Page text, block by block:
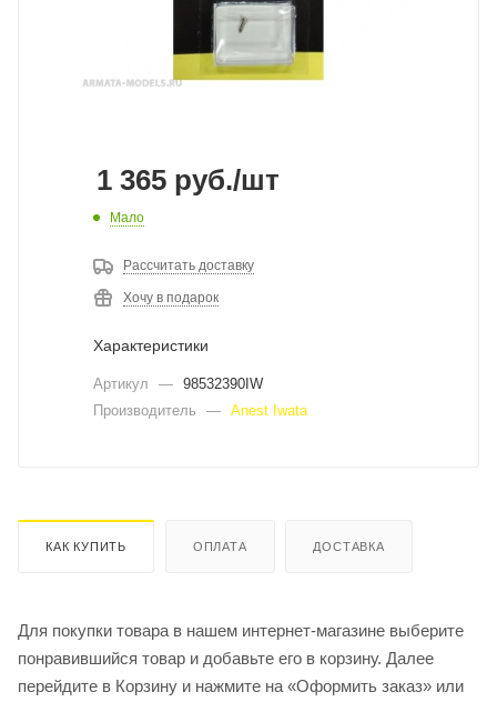
1 365 руб./шт
Мало
Рассчитать доставку
Хочу в подарок
Характеристики
Артикул — 98532390IW
Производитель
— Anest Iwata
КАК КУПИТЬ ОПЛАТА ДОСТАВКА
Для покупки товара в нашем интернет-магазине выберите
понравившийся товар и добавьте его в корзину. Далее
перейдите в Корзину и нажмите на «Оформить заказ» или